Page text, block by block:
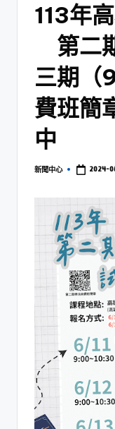
113年
第二
三期（
費班簡
中
新聞中心 2024-